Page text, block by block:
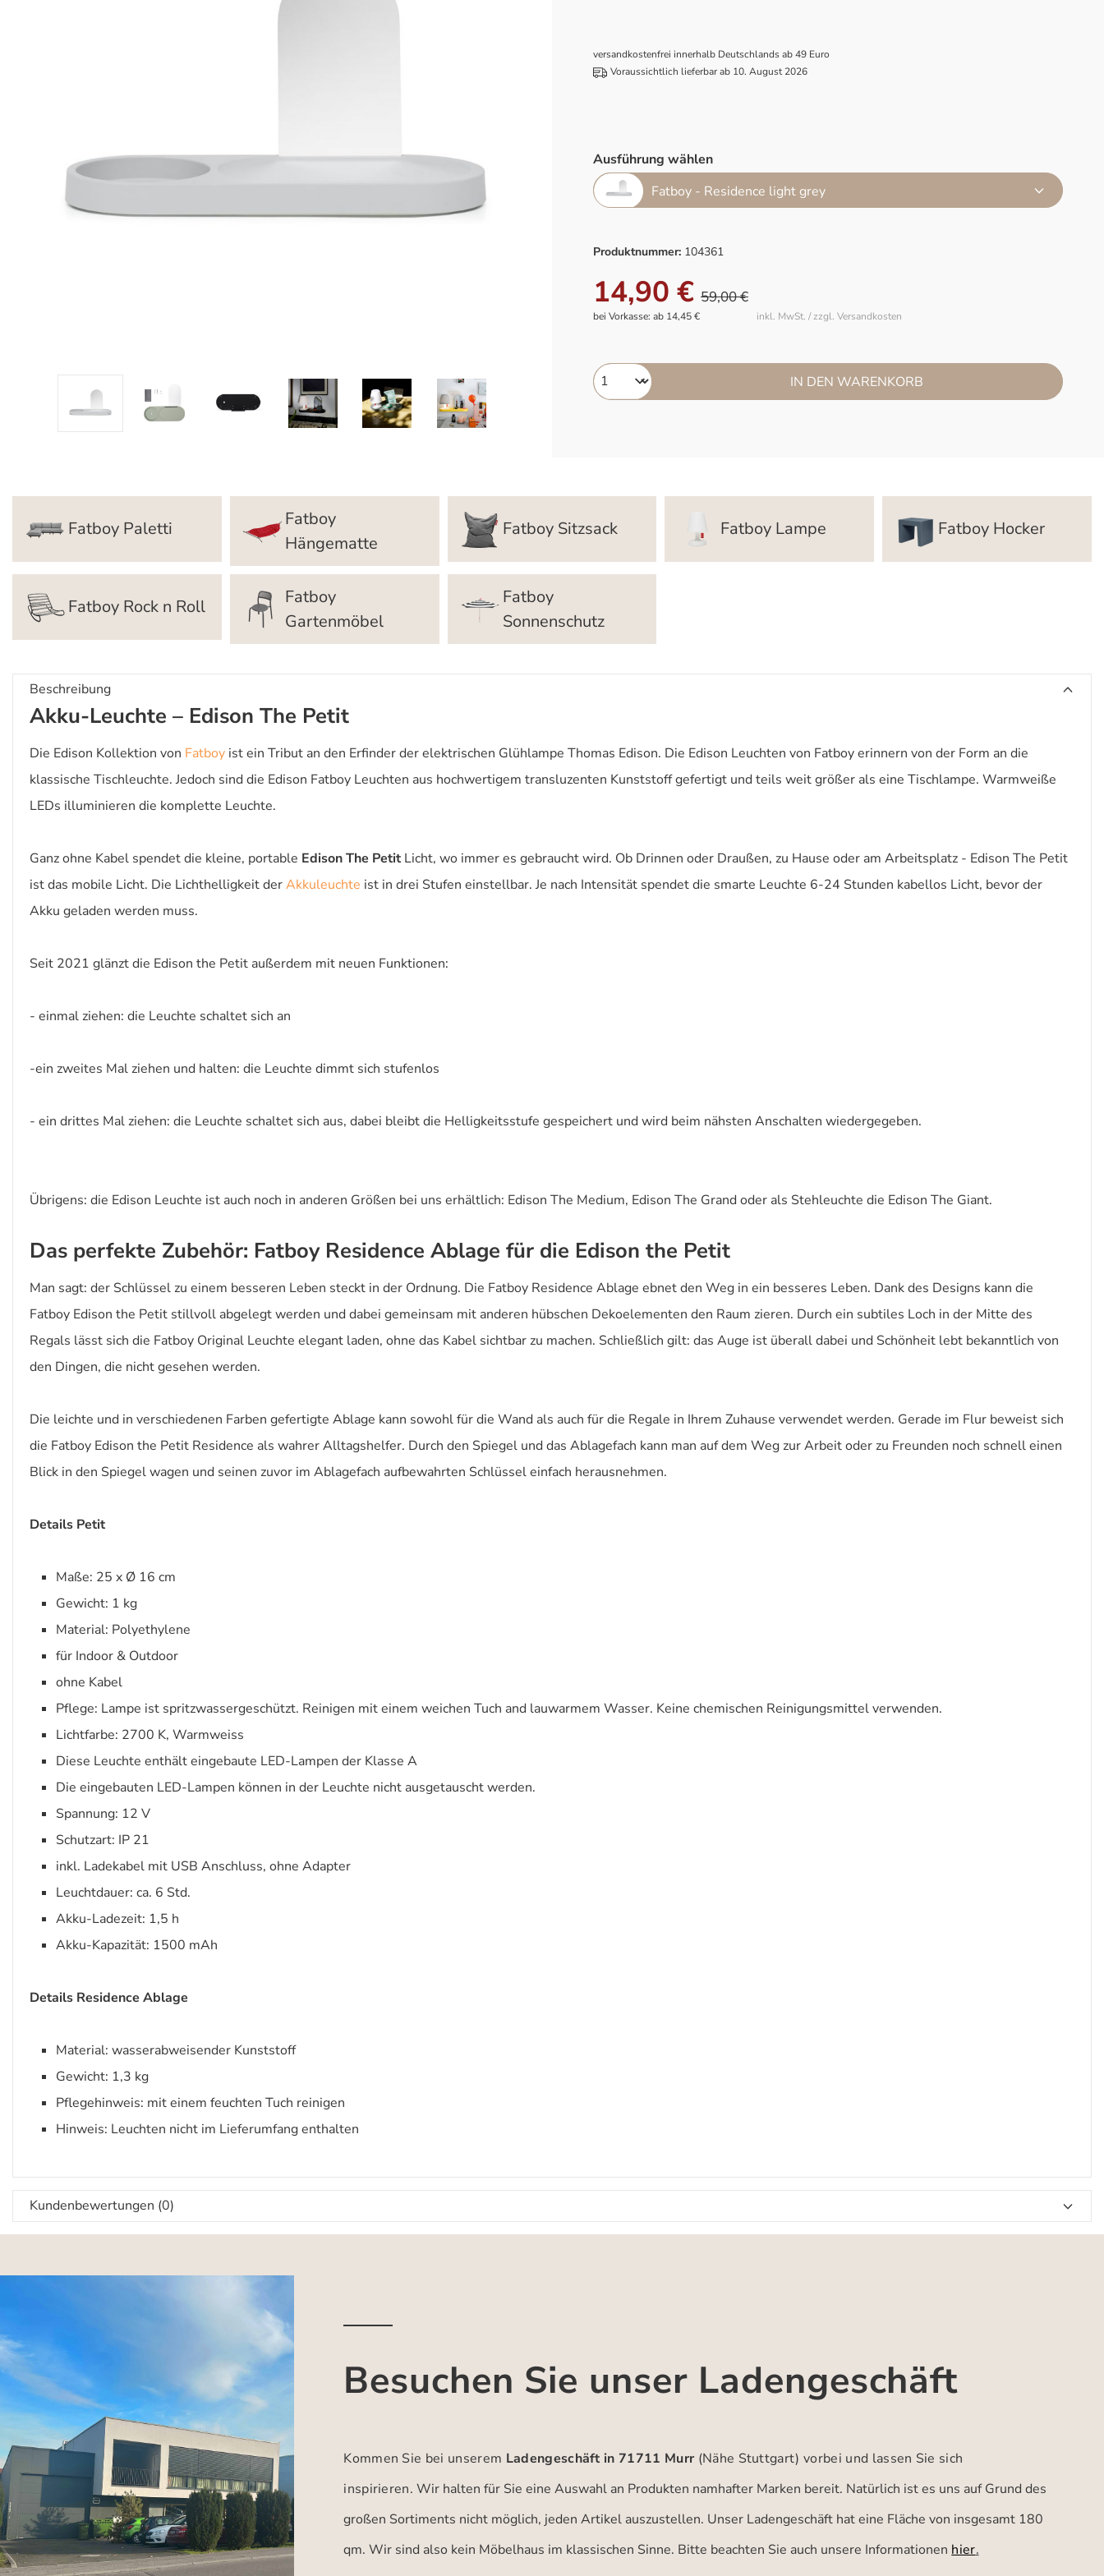
versandkostenfrei innerhalb Deutschlands ab 49 Euro
Voraussichtlich lieferbar ab 10. August 2026
Ausführung wählen
Fatboy - Residence light grey
Produktnummer: 104361
14,90 € 59,00 €
inkl. MwSt. / zzgl. Versandkosten
bei Vorkasse: ab 14,45 €
IN DEN WARENKORB
Fatboy Paletti
Fatboy
Hängematte
Fatboy Sitzsack Fatboy Lampe Fatboy Hocker
Fatboy Rock n Roll
Fatboy
Gartenmöbel
Fatboy
Sonnenschutz
Beschreibung
Akku-Leuchte – Edison The Petit
Die Edison Kollektion von Fatboy ist ein Tribut an den Erfinder der elektrischen Glühlampe Thomas Edison. Die Edison Leuchten von Fatboy erinnern von der Form an die
klassische Tischleuchte. Jedoch sind die Edison Fatboy Leuchten aus hochwertigem transluzenten Kunststoff gefertigt und teils weit größer als eine Tischlampe. Warmweiße
LEDs illuminieren die komplette Leuchte.
Ganz ohne Kabel spendet die kleine, portable Edison The Petit Licht, wo immer es gebraucht wird. Ob Drinnen oder Draußen, zu Hause oder am Arbeitsplatz - Edison The Petit
ist das mobile Licht. Die Lichthelligkeit derAkkuleuchte ist in drei Stufen einstellbar. Je nach Intensität spendet die smarte Leuchte 6-24 Stunden kabellos Licht, bevor der
Akku geladen werden muss.
Seit 2021 glänzt die Edison the Petit außerdem mit neuen Funktionen:
- einmal ziehen: die Leuchte schaltet sich an
-ein zweites Mal ziehen und halten: die Leuchte dimmt sich stufenlos
- ein drittes Mal ziehen: die Leuchte schaltet sich aus, dabei bleibt die Helligkeitsstufe gespeichert und wird beim nähsten Anschalten wiedergegeben.
Übrigens: die Edison Leuchte ist auch noch in anderen Größen bei uns erhältlich: Edison The Medium, Edison The Grand oder als Stehleuchte die Edison The Giant.
Das perfekte Zubehör: Fatboy Residence Ablage für die Edison the Petit
Man sagt: der Schlüssel zu einem besseren Leben steckt in der Ordnung. Die Fatboy Residence Ablage ebnet den Weg in ein besseres Leben. Dank des Designs kann die
Fatboy Edison the Petit stillvoll abgelegt werden und dabei gemeinsam mit anderen hübschen Dekoelementen den Raum zieren. Durch ein subtiles Loch in der Mitte des
Regals lässt sich die Fatboy Original Leuchte elegant laden, ohne das Kabel sichtbar zu machen. Schließlich gilt: das Auge ist überall dabei und Schönheit lebt bekanntlich von
den Dingen, die nicht gesehen werden.
Die leichte und in verschiedenen Farben gefertigte Ablage kann sowohl für die Wand als auch für die Regale in Ihrem Zuhause verwendet werden. Gerade im Flur beweist sich
die Fatboy Edison the Petit Residence als wahrer Alltagshelfer. Durch den Spiegel und das Ablagefach kann man auf dem Weg zur Arbeit oder zu Freunden noch schnell einen
Blick in den Spiegel wagen und seinen zuvor im Ablagefach aufbewahrten Schlüssel einfach herausnehmen.
Details Petit
Maße: 25 x Ø 16 cm
Gewicht: 1 kg
Material: Polyethylene
für Indoor & Outdoor
ohne Kabel
Pflege: Lampe ist spritzwassergeschützt. Reinigen mit einem weichen Tuch and lauwarmem Wasser. Keine chemischen Reinigungsmittel verwenden.
Lichtfarbe: 2700 K, Warmweiss
Diese Leuchte enthält eingebaute LED-Lampen der Klasse A
Die eingebauten LED-Lampen können in der Leuchte nicht ausgetauscht werden.
Spannung: 12 V
Schutzart: IP 21
inkl. Ladekabel mit USB Anschluss, ohne Adapter
Leuchtdauer: ca. 6 Std.
Akku-Ladezeit: 1,5 h
Akku-Kapazität: 1500 mAh
Details Residence Ablage
Material: wasserabweisender Kunststoff
Gewicht: 1,3 kg
Pflegehinweis: mit einem feuchten Tuch reinigen
Hinweis: Leuchten nicht im Lieferumfang enthalten
Kundenbewertungen (0)
Besuchen Sie unser Ladengeschäft
Kommen Sie bei unserem Ladengeschäft in 71711 Murr (Nähe Stuttgart) vorbei und lassen Sie sich
inspirieren.Wir halten für Sie eine Auswahl an Produkten namhafter Marken bereit. Natürlich ist es uns auf Grund des
großen Sortiments nicht möglich, jeden Artikel auszustellen. Unser Ladengeschäft hat eine Fläche von insgesamt 180
qm. Wir sind also kein Möbelhaus im klassischen Sinne. Bitte beachten Sie auch unsere Informationen hier.